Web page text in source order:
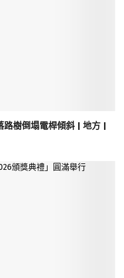
路樹倒塌電桿傾斜 | 地方 |